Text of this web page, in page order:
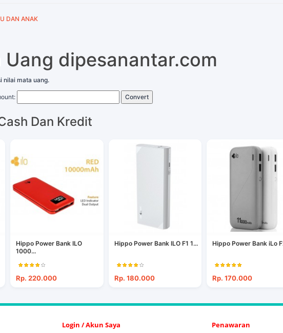
DAN ANAK
Uang dipesanantar.com
nilai mata uang.
Convert
Dan Kredit
Hippo Power Bank ILO
1000...
Rp. 220.000
Hippo Power Bank ILO F1 1...
Rp. 180.000
Hippo Power Bank iLo
Rp. 170.000
Login / Akun Saya Penawaran